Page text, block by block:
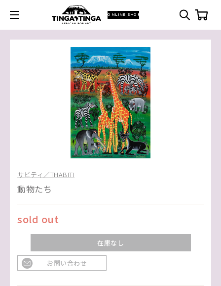
ONLINE SHOP
サビティ／THABITI
動物たち
sold out
在庫なし
お問い合わせ